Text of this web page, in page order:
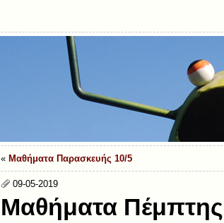
« Μαθήματα Παρασκευής 10/5
09-05-2019
Μαθήματα